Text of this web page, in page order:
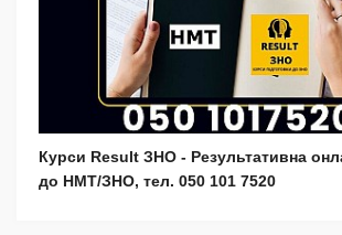
Курси Result ЗНО - Результативна
до НМТ/ЗНО, тел. 050 101 7520